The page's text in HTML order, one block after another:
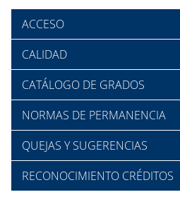
ACCESO
CALIDAD
CATÁLOGO DE GRADOS
NORMAS DE PERMANENCIA
QUEJAS Y SUGERENCIAS
RECONOCIMIENTO CRÉDITOS